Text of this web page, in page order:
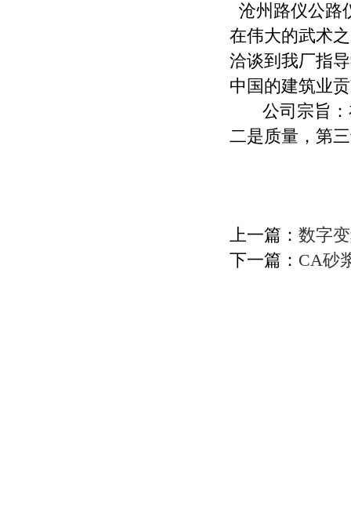
沧州路仪公路
在伟大的武术
洽谈到我厂指
中国的建筑业
公司宗旨：
二是质量，第
上一篇： 数字
下一篇： CA砂